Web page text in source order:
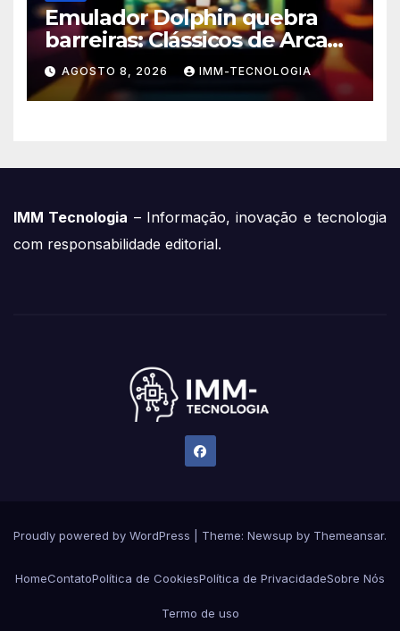
Emulador Dolphin quebra
barreiras: Clássicos de Arcade
da Triforce agora no seu PC e
Android!
AGOSTO 8, 2026 IMM-TECNOLOGIA
IMM Tecnologia – Informação, inovação e tecnologia
com responsabilidade editorial.
Proudly powered by WordPress Theme: Newsup by Themeansar.
HomeContatoPolítica de CookiesPolítica de PrivacidadeSobre Nós
Termo de uso